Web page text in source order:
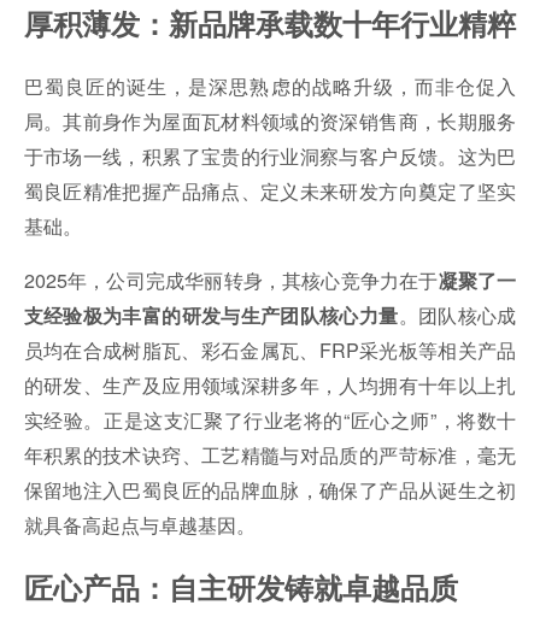
厚积薄发：新品牌承载数十年行业精粹
巴蜀良匠的诞生，是深思熟虑的战略升级，而非仓促入
局。其前身作为屋面瓦材料领域的资深销售商，长期服务
于市场一线，积累了宝贵的行业洞察与客户反馈。这为巴
蜀良匠精准把握产品痛点、定义未来研发方向奠定了坚实
基础。
2025年，公司完成华丽转身，其核心竞争力在于凝聚了一
支经验极为丰富的研发与生产团队核心力量。团队核心成
员均在合成树脂瓦、彩石金属瓦、FRP采光板等相关产品
的研发、生产及应用领域深耕多年，人均拥有十年以上扎
实经验。正是这支汇聚了行业老将的“匠心之师”，将数十
年积累的技术诀窍、工艺精髓与对品质的严苛标准，毫无
保留地注入巴蜀良匠的品牌血脉，确保了产品从诞生之初
就具备高起点与卓越基因。
匠心产品：自主研发铸就卓越品质